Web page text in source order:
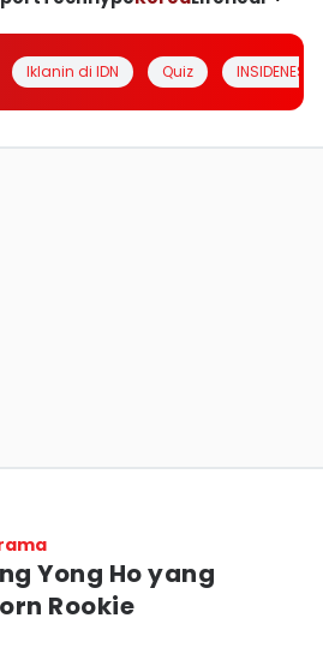
Iklanin di IDN Quiz INSIDENESIA
Yong Ho yang
Rookie